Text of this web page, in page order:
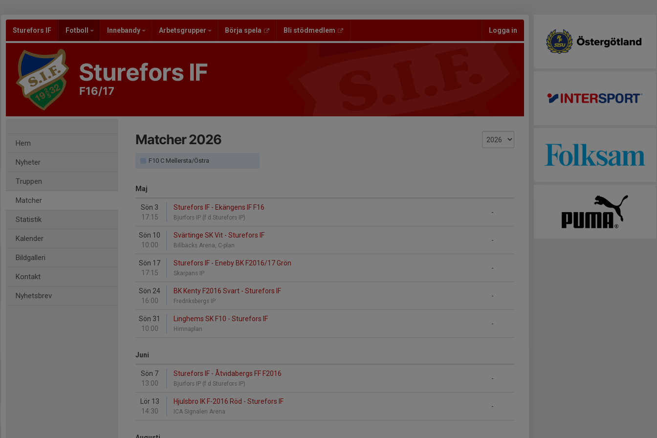
Sturefors IF Fotboll Innebandy Arbetsgrupper Börja spela Bli stödmedlem Logga in
Sturefors IF
F16/17
Hem
Nyheter
Truppen
Matcher
Statistik
Kalender
Bildgalleri
Kontakt
Nyhetsbrev
Matcher 2026
F10 C Mellersta/Östra
Maj
Sön 3
17:15
-
Sturefors IF - Ekängens IF F16
Bjurfors IP (f d Sturefors IP)
Sön 10
10:00
-
Svärtinge SK Vit - Sturefors IF
Billbäcks Arena, C-plan
Sön 17
17:15
-
Sturefors IF - Eneby BK F2016/17 Grön
Skarpans IP
Sön 24
16:00
-
BK Kenty F2016 Svart - Sturefors IF
Fredriksbergs IP
Sön 31
10:00
-
Linghems SK F10 - Sturefors IF
Himnaplan
Juni
Sön 7
13:00
-
Sturefors IF - Åtvidabergs FF F2016
Bjurfors IP (f d Sturefors IP)
Lör 13
14:30
-
Hjulsbro IK F-2016 Röd - Sturefors IF
ICA Signalen Arena